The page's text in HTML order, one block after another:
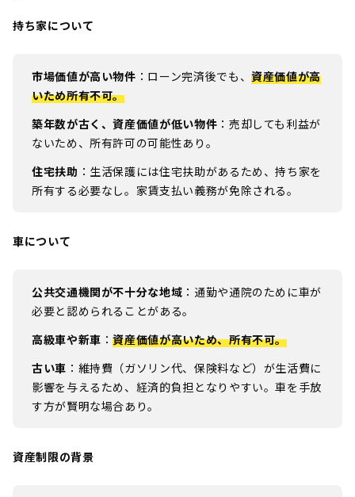
持ち家について
市場価値が高い物件 ：ローン完済後でも、資産価値が高
いため所有不可。
築年数が古く、資産価値が低い物件 ：売却しても利益が
ないため、所有許可の可能性あり。
住宅扶助 ：生活保護には住宅扶助があるため、持ち家を
所有する必要なし。家賃支払い義務が免除される。
車について
公共交通機関が不十分な地域 ：通勤や通院のために車が
必要と認められることがある。
高級車や新車 ：資産価値が高いため、所有不可。
古い車 ：維持費（ガソリン代、保険料など）が生活費に
影響を与えるため、経済的負担となりやすい。車を手放
す方が賢明な場合あり。
資産制限の背景